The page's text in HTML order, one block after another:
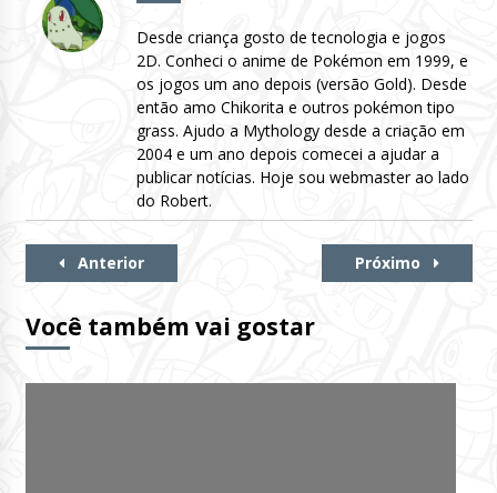
Desde criança gosto de tecnologia e jogos
2D. Conheci o anime de Pokémon em 1999, e
os jogos um ano depois (versão Gold). Desde
então amo Chikorita e outros pokémon tipo
grass. Ajudo a Mythology desde a criação em
2004 e um ano depois comecei a ajudar a
publicar notícias. Hoje sou webmaster ao lado
do Robert.
Continue
Anterior Próximo
Você também vai gostar